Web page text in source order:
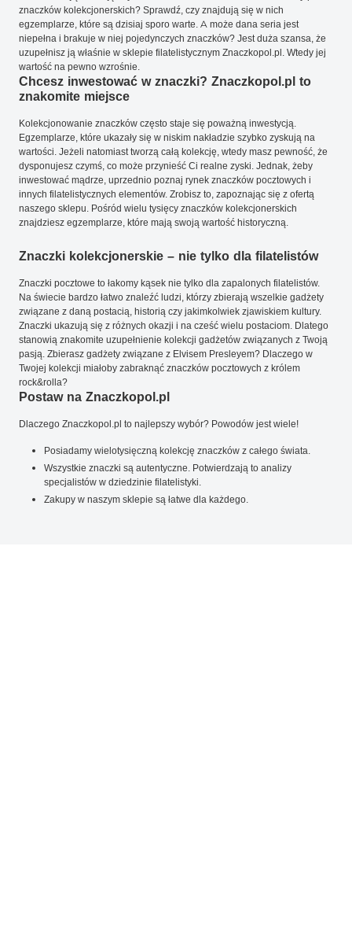
znaczków kolekcjonerskich? Sprawdź, czy znajdują się w nich
egzemplarze, które są dzisiaj sporo warte. A może dana seria jest
niepełna i brakuje w niej pojedynczych znaczków? Jest duża szansa, że
uzupełnisz ją właśnie w sklepie filatelistycznym Znaczkopol.pl. Wtedy jej
wartość na pewno wzrośnie.
Chcesz inwestować w znaczki? Znaczkopol.pl to
znakomite miejsce
Kolekcjonowanie znaczków często staje się poważną inwestycją.
Egzemplarze, które ukazały się w niskim nakładzie szybko zyskują na
wartości. Jeżeli natomiast tworzą całą kolekcję, wtedy masz pewność, że
dysponujesz czymś, co może przynieść Ci realne zyski. Jednak, żeby
inwestować mądrze, uprzednio poznaj rynek znaczków pocztowych i
innych filatelistycznych elementów. Zrobisz to, zapoznając się z ofertą
naszego sklepu. Pośród wielu tysięcy znaczków kolekcjonerskich
znajdziesz egzemplarze, które mają swoją wartość historyczną.
Znaczki kolekcjonerskie – nie tylko dla filatelistów
Znaczki pocztowe to łakomy kąsek nie tylko dla zapalonych filatelistów.
Na świecie bardzo łatwo znaleźć ludzi, którzy zbierają wszelkie gadżety
związane z daną postacią, historią czy jakimkolwiek zjawiskiem kultury.
Znaczki ukazują się z różnych okazji i na cześć wielu postaciom. Dlatego
stanowią znakomite uzupełnienie kolekcji gadżetów związanych z Twoją
pasją. Zbierasz gadżety związane z Elvisem Presleyem? Dlaczego w
Twojej kolekcji miałoby zabraknąć znaczków pocztowych z królem
rock&rolla?
Postaw na Znaczkopol.pl
Dlaczego Znaczkopol.pl to najlepszy wybór? Powodów jest wiele!
Posiadamy wielotysięczną kolekcję znaczków z całego świata.
Wszystkie znaczki są autentyczne. Potwierdzają to analizy
specjalistów w dziedzinie filatelistyki.
Zakupy w naszym sklepie są łatwe dla każdego.